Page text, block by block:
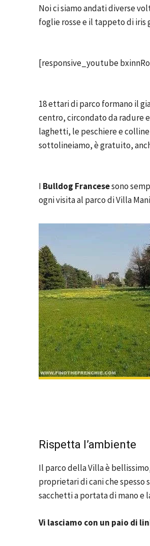
Noi ci siamo andati diverse
foglie rosse e il tappeto di
[responsive_youtube
18 ettari di parco formano il
centro, circondato da radure
laghetti, le peschiere e
sottolineiamo, è gratuito,
I Bulldog Francesesono
ogni visita al parco di Villa
Rispetta l’ambiente
Il parco della Villa è
proprietari di cani che spesso
sacchetti a portata di mano e
Vi lasciamo con un paio di